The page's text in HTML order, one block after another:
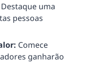
Destaque uma
pessoas
Comece
ganharão